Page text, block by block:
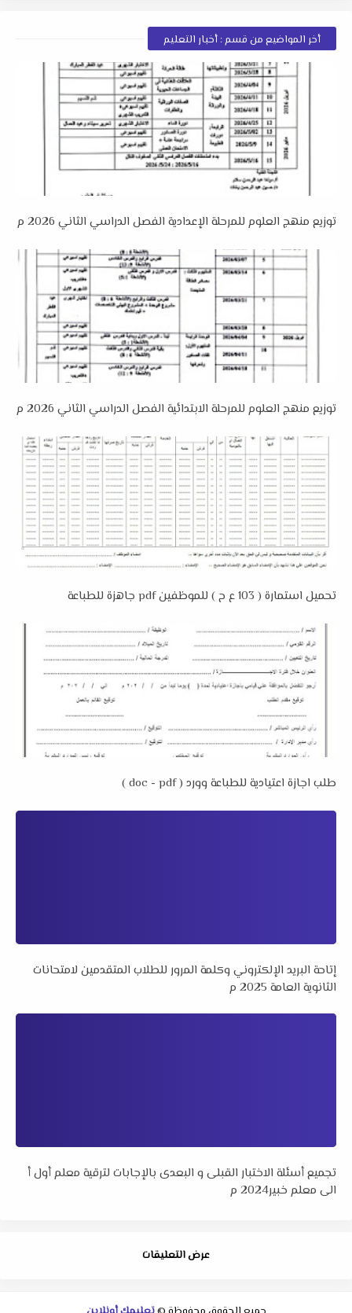
أخر المواضيع من قسم : أخبار التعليم
توزيع منهج العلوم للمرحلة الإعدادية الفصل الدراسي الثاني 2026 م
توزيع منهج العلوم للمرحلة الابتدائية الفصل الدراسي الثاني 2026 م
تحميل استمارة ( 103 ع ح ) للموظفين pdf جاهزة للطباعة
طلب اجازة اعتيادية للطباعة وورد ( doc - pdf )
إتاحة البريد الإلكتروني وكلمة المرور للطلاب المتقدمين لامتحانات
الثانوية العامة 2025 م
تجميع أسئلة الاختبار القبلى و البعدى بالإجابات لترقية معلم أول أ
الى معلم خبير2024 م
عرض التعليقات